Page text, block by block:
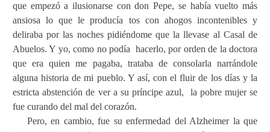
que empezó a ilusionarse con don Pepe, se había vuelto más
ansiosa lo que le producía tos con ahogos incontenibles y
deliraba por las noches pidiéndome que la llevase al Casal de
Abuelos. Y yo, como no podía hacerlo, por orden de la doctora
que era quien me pagaba, trataba de consolarla narrándole
alguna historia de mi pueblo. Y así, con el fluir de los días y la
estricta abstención de ver a su príncipe azul,
la pobre mujer se
fue curando del mal del corazón.
Pero, en cambio, fue su enfermedad del Alzheimer la que